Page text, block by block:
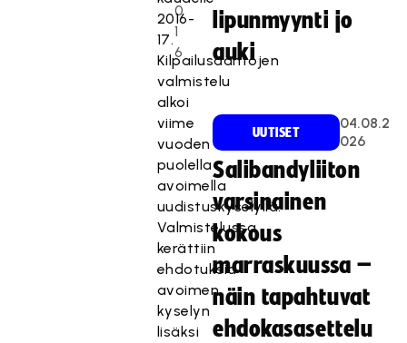
0
1
6
2016-
17.
Kilpailusääntöjen
valmistelu
alkoi
viime
vuoden
puolella
avoimella
uudistuskyselyllä.
Valmistelussa
kerättiin
ehdotuksia
avoimen
kyselyn
lisäksi
lipunmyynti jo
auki
UUTISET
04.08.2
026
Salibandyliiton
varsinainen
kokous
marraskuussa –
näin tapahtuvat
ehdokasasettelu